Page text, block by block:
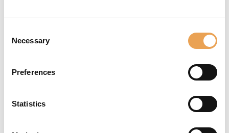
Selection
Necessary
Preferences
Statistics
hautement qualifiés.
du temps tout en
l'imprévisibilité des
le Fingerprint Module,
une plus grande